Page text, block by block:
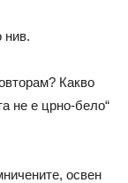
нив.
Какво
не е црно-бело“
освен